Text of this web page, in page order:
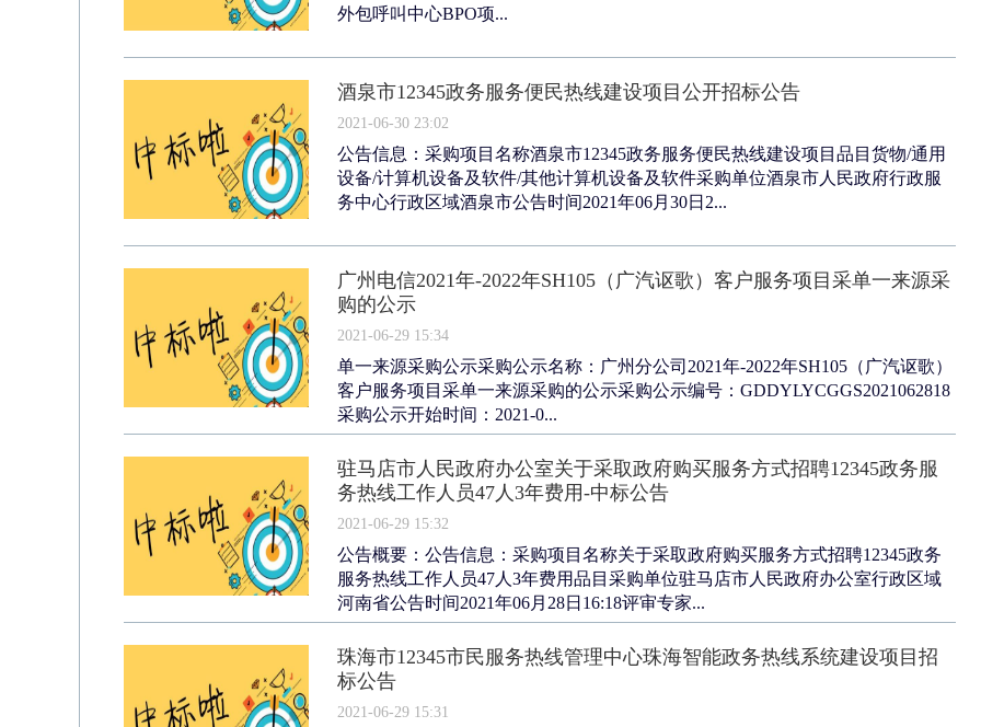
外包呼叫中心BPO项...
酒泉市12345政务服务便民热线建设项目公开招标公告
2021-06-30 23:02
公告信息：采购项目名称酒泉市12345政务服务便民热线建设项目品目货物/通用
设备/计算机设备及软件/其他计算机设备及软件采购单位酒泉市人民政府行政服
务中心行政区域酒泉市公告时间2021年06月30日2...
广州电信2021年-2022年SH105（广汽讴歌）客户服务项目采单一来源采
购的公示
2021-06-29 15:34
单一来源采购公示采购公示名称：广州分公司2021年-2022年SH105（广汽讴歌）
客户服务项目采单一来源采购的公示采购公示编号：GDDYLYCGGS2021062818
采购公示开始时间：2021-0...
驻马店市人民政府办公室关于采取政府购买服务方式招聘12345政务服
务热线工作人员47人3年费用-中标公告
2021-06-29 15:32
公告概要：公告信息：采购项目名称关于采取政府购买服务方式招聘12345政务
服务热线工作人员47人3年费用品目采购单位驻马店市人民政府办公室行政区域
河南省公告时间2021年06月28日16:18评审专家...
珠海市12345市民服务热线管理中心珠海智能政务热线系统建设项目招
标公告
2021-06-29 15:31